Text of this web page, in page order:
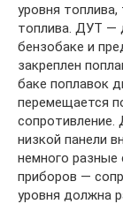
уровня
топлива. ДУТ —
бензобаке и
закреплен
баке поплавок
перемещается
сопротивление.
низкой панели
немного разные
приборов —
уровня должна